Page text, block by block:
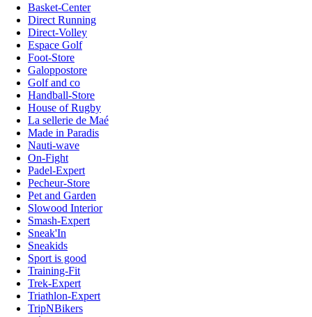
Basket-Center
Direct Running
Direct-Volley
Espace Golf
Foot-Store
Galoppostore
Golf and co
Handball-Store
House of Rugby
La sellerie de Maé
Made in Paradis
Nauti-wave
On-Fight
Padel-Expert
Pecheur-Store
Pet and Garden
Slowood Interior
Smash-Expert
Sneak'In
Sneakids
Sport is good
Training-Fit
Trek-Expert
Triathlon-Expert
TripNBikers